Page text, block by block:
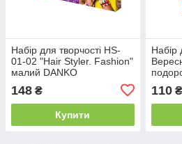
Набір для творчості HS-
01-02 "Hair Styler. Fashion"
малий DANKO
148 ₴
Купити
Набір
110₴